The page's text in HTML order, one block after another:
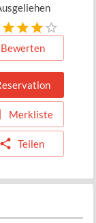
Bewerten
Merkliste
Teilen